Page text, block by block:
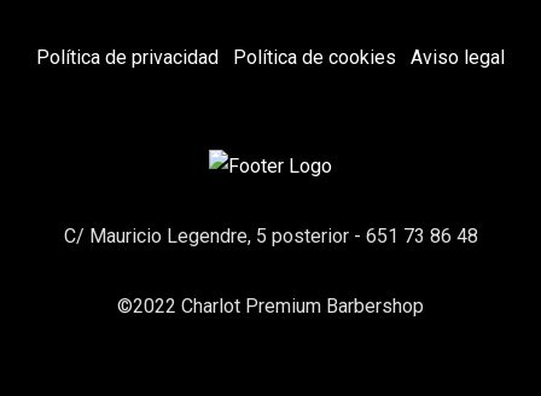
Política de privacidad Política de cookies Aviso legal
C/ Mauricio Legendre, 5 posterior - 651 73 86 48
©2022 Charlot Premium Barbershop